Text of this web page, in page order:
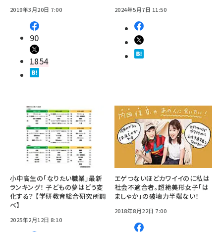
2019年3月20日 7:00
90
1854
2024年5月7日 11:50
小中高生の「なりたい職業」最新
ランキング！ 子どもの夢はどう変
化する？ 【学研教育総合研究所調
べ】
2025年2月12日 8:10
エゲつないほどカワイイのに私は
社会不適合者。超絶美形女子「は
ましゃか」の破壊力半端ない！
2018年8月22日 7:00